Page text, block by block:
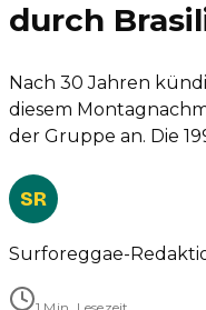
durch
Nach 30 Jahren
diesem
der Gruppe an. Die
SR
Surforeggae-